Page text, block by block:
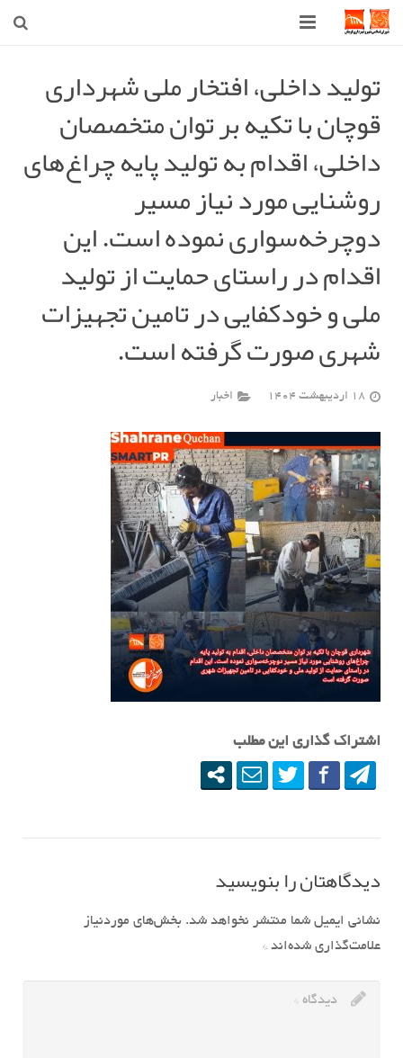
اخبار روز
ارتباط با ما
تولید داخلی، افتخار ملی شهرداری
قوچان با تکیه بر توان متخصصان
داخلی، اقدام به تولید پایه چراغ‌های
روشنایی مورد نیاز مسیر
دوچرخه‌سواری نموده است. این
اقدام در راستای حمایت از تولید
ملی و خودکفایی در تامین تجهیزات
شهری صورت گرفته است.
18 اردیبهشت 1404 اخبار
اشتراک گذاری این مطلب
دیدگاهتان را بنویسید
نشانی ایمیل شما منتشر نخواهد شد. بخش‌های موردنیاز
علامت‌گذاری شده‌اند *